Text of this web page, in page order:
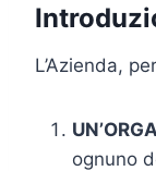
L’Azienda,
ognuno